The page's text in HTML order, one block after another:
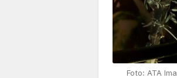
Foto: ATA